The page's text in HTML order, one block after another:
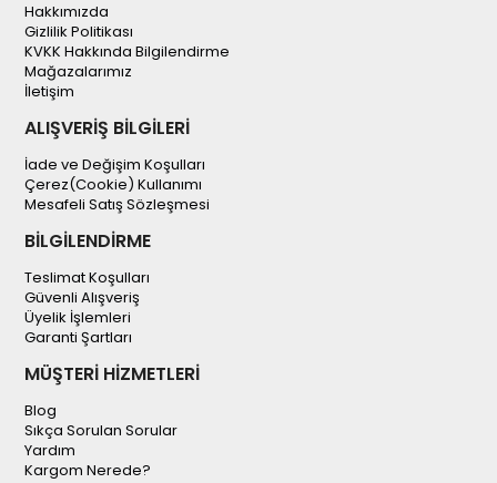
Hakkımızda
Gizlilik Politikası
KVKK Hakkında Bilgilendirme
Mağazalarımız
İletişim
ALIŞVERİŞ BİLGİLERİ
İade ve Değişim Koşulları
Çerez(Cookie) Kullanımı
Mesafeli Satış Sözleşmesi
BİLGİLENDİRME
Teslimat Koşulları
Güvenli Alışveriş
Üyelik İşlemleri
Garanti Şartları
MÜŞTERİ HİZMETLERİ
Blog
Sıkça Sorulan Sorular
Yardım
Kargom Nerede?